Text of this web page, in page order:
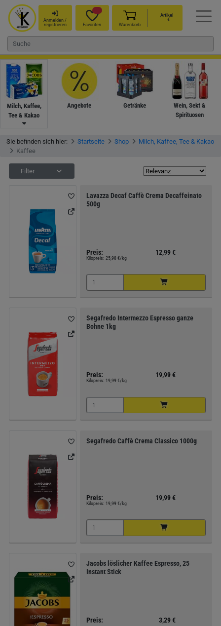
Anmelden /
registrieren
Favoriten Warenkorb
Artikel
€
Milch, Kaffee,
Tee & Kakao
Angebote Getränke
Wein, Sekt &
Spirituosen
Sie befinden sich hier: Startseite Shop
Milch, Kaffee, Tee & Kakao
Kaffee
Filter
Lavazza Decaf Caffè Crema Decaffeinato
500g
Preis: 12,99 €
Kilopreis: 25,98 €/kg
Segafredo Intermezzo Espresso ganze
Bohne 1kg
Preis: 19,99 €
Kilopreis: 19,99 €/kg
Segafredo Caffè Crema Classico 1000g
Preis: 19,99 €
Kilopreis: 19,99 €/kg
Jacobs löslicher Kaffee Espresso, 25
Instant Stick
Preis: 3,29 €